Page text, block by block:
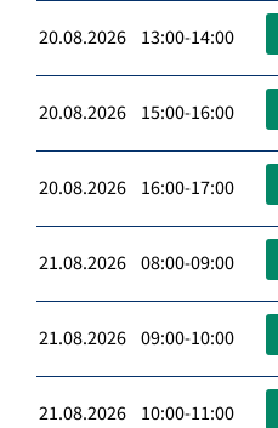
20.08.2026 13:00-14:00
20.08.2026 15:00-16:00
20.08.2026 16:00-17:00
21.08.2026 08:00-09:00
21.08.2026 09:00-10:00
21.08.2026 10:00-11:00